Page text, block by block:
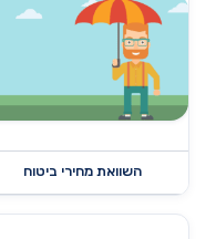
השוואת מחירי ביטוח